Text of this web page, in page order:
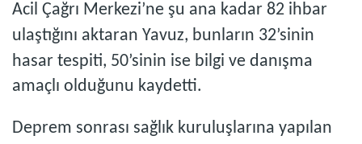
Acil Çağrı Merkezi’ne şu ana kadar 82 ihbar
ulaştığını aktaran Yavuz, bunların 32’sinin
hasar tespiti, 50’sinin ise bilgi ve danışma
amaçlı olduğunu kaydetti.
Deprem sonrası sağlık kuruluşlarına yapılan